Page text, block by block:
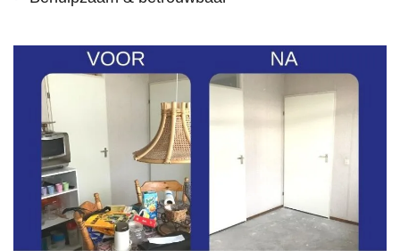
terug op
fijne
samen
werking
kunnen
harte
aanbev